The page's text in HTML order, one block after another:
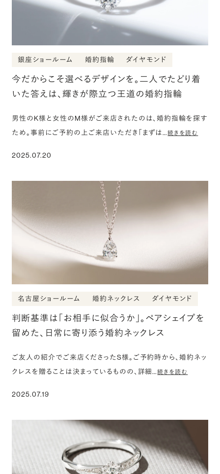
銀座ショールーム 婚約指輪 ダイヤモンド
今だからこそ選べるデザインを。二人でたどり着
いた答えは、輝きが際立つ王道の婚約指輪
男性のK様と女性のM様がご来店されたのは、婚約指輪を探す
ため。事前にご予約の上ご来店いただき「まずは…続きを読む
2025.07.20
名古屋ショールーム 婚約ネックレス ダイヤモンド
判断基準は「お相手に似合うか」。ペアシェイプを
留めた、日常に寄り添う婚約ネックレス
ご友人の紹介でご来店くださったS様。ご予約時から、婚約ネッ
クレスを贈ることは決まっているものの、詳細…続きを読む
2025.07.19